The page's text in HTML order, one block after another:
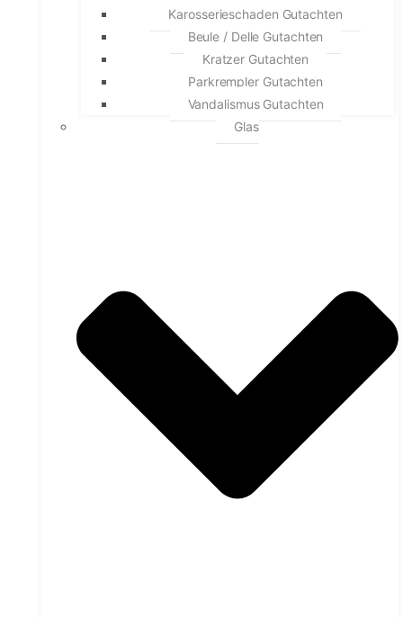
Karosserieschaden Gutachten
Beule / Delle Gutachten
Kratzer Gutachten
Parkrempler Gutachten
Vandalismus Gutachten
Glas